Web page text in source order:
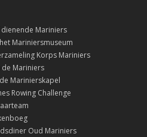
Mariniers
Mariniersmuseum
Korps Mariniers
de Mariniers
Marinierskapel
Rowing Challenge
Oud Mariniers